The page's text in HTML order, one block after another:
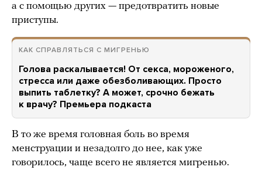
а с помощью других — предотвратить новые
приступы.
КАК СПРАВЛЯТЬСЯ С МИГРЕНЬЮ
Голова раскалывается! От секса, мороженого,
стресса или даже обезболивающих. Просто
выпить таблетку? А может, срочно бежать
к врачу? Премьера подкаста
В то же время головная боль во время
менструации и незадолго до нее, как уже
говорилось, чаще всего не является мигренью.